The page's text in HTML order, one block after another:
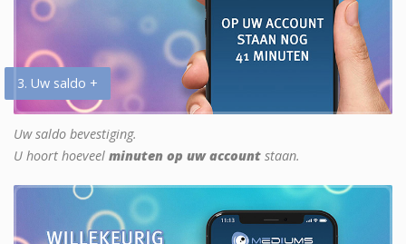
3. Uw saldo +
Uw saldo bevestiging.
U hoort hoeveel minuten op uw account staan.